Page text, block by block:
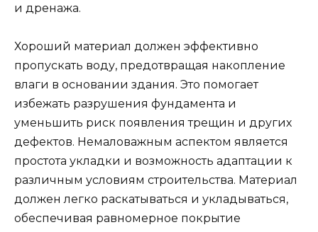
и дренажа.
Хороший материал должен эффективно
пропускать воду, предотвращая накопление
влаги в основании здания. Это помогает
избежать разрушения фундамента и
уменьшить риск появления трещин и других
дефектов. Немаловажным аспектом является
простота укладки и возможность адаптации к
различным условиям строительства. Материал
должен легко раскатываться и укладываться,
обеспечивая равномерное покрытие